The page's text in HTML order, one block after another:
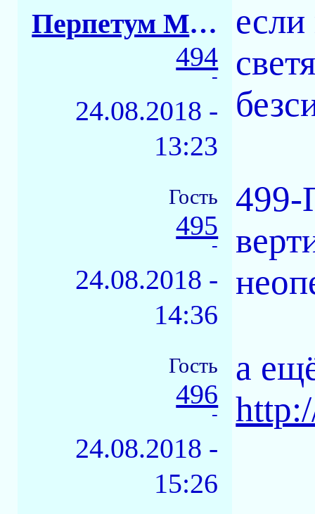
Перпетум Мобиле
494
-
24.08.2018 -
13:23
Гость
495
-
24.08.2018 -
14:36
499-
Гость
496
-
24.08.2018 -
15:26
а